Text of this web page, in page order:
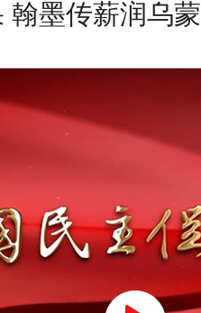
翰墨传薪润乌蒙